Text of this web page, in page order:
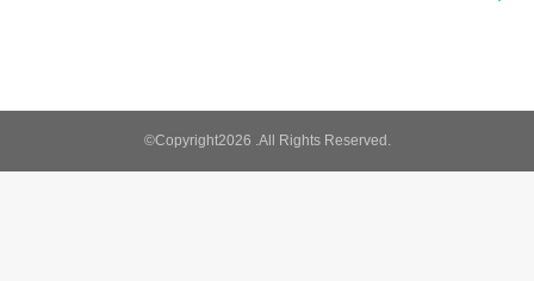
©Copyright2026 .All Rights Reserved.